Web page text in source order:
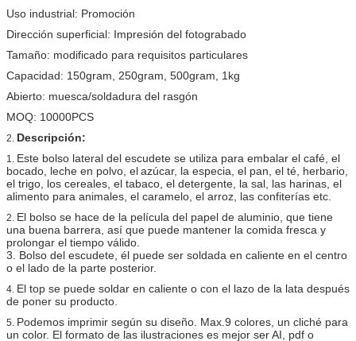
Uso industrial: Promoción
Dirección superficial: Impresión del fotograbado
Tamaño: modificado para requisitos particulares
Capacidad: 150gram, 250gram, 500gram, 1kg
Abierto: muesca/soldadura del rasgón
MOQ: 10000PCS
2. Descripción:
1. Este bolso lateral del escudete se utiliza para embalar el café, el
bocado, leche en polvo, elazúcar, la especia, el pan, el té, herbario,
el trigo, los cereales, el tabaco, el detergente, la sal, las harinas, el
alimento para animales, el caramelo, el arroz, las confiterías etc.
2. El bolso se hace de la película del papel de aluminio, que tiene
una buena barrera, así que puede mantener la comida fresca y
prolongar el tiempo válido.
3. Bolso del escudete, él puede ser soldada en caliente en el centro
o el lado de la parte posterior.
4. El top se puede soldar en caliente o con el lazo de la lata después
de poner su producto.
5. Podemos imprimir según su diseño. Max.9 colores, un cliché para
un color. El formato de las ilustraciones es mejor ser AI, pdf o